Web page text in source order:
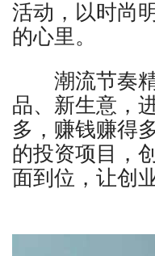
活动，以时尚
的心里。
潮流节奏
品、新生意，
多，赚钱赚得多
的投资项目，
面到位，让创